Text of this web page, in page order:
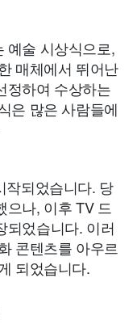
예술 시상식으로,
매체에서 뛰어난
정하여 수상하는
은 많은 사람들에
작되었습니다. 당
으나, 이후 TV 드
되었습니다. 이러
콘텐츠를 아우르
되었습니다.